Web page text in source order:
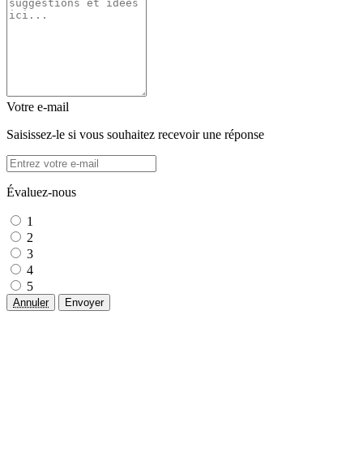
Votre e-mail
Saisissez-le si vous souhaitez recevoir une réponse
Évaluez-nous
1
2
3
4
5
Annuler Envoyer